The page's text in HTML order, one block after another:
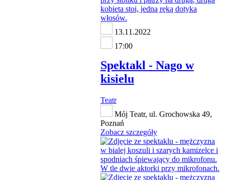
13.11.2022
17:00
Spektakl - Nago w
kisielu
Teatr
Mój Teatr, ul. Grochowska 49,
Poznań
Zobacz szczegóły